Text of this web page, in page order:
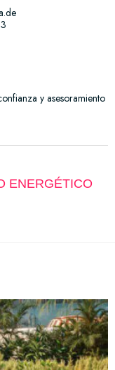
y asesoramiento
ENERGÉTICO